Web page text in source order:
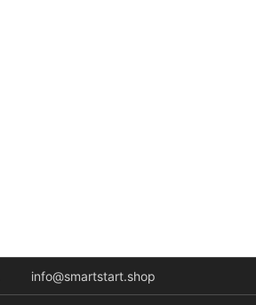
info@smartstart.shop